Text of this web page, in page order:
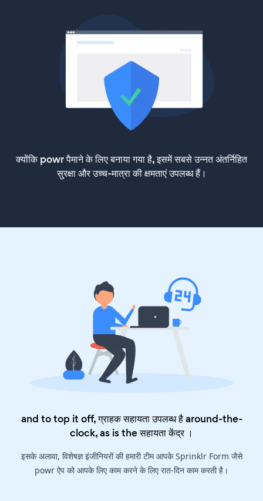
क्योंकि powr पैमाने के लिए बनाया गया है, इसमें सबसे उन्नत अंतर्निहित
सुरक्षा और उच्च-मात्रा की क्षमताएं उपलब्ध हैं।
and to top it off, ग्राहक सहायता उपलब्ध है around-the-
clock, as is theसहायता केंद्र।
इसके अलावा, विशेषज्ञ इंजीनियरों की हमारी टीम आपके Sprinklr Form जैसे
powr ऐप को आपके लिए काम करने के लिए रात-दिन काम करती है।